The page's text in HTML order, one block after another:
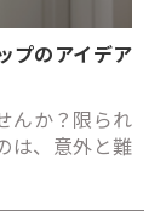
プのアイデア
んか？限られ
は、意外と難